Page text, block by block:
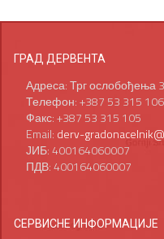
ГРАД ДЕРВЕНТА
Адреса: Трг ослобођења 3
Телефон: +387 53 315 106
Факс: +387 53 315 105
Email: derv-
ЈИБ: 400164060007
ПДВ: 400164060007
СЕРВИСНЕ ИНФОРМАЦИЈЕ